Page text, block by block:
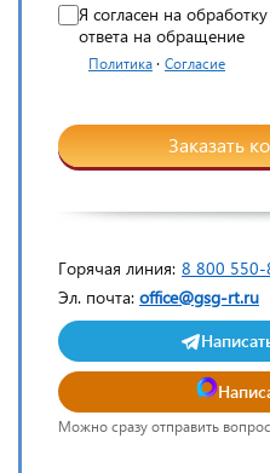
Я согласен на
ответа на обращение
Политика · Согласие
Заказать
Горячая линия: 8 800
Эл. почта: office@gsg-rt.ru
Можно сразу отправить